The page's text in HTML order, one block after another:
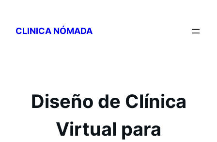
contenido
CLINICA NÓMADA
Diseño de Clínica
Virtual para